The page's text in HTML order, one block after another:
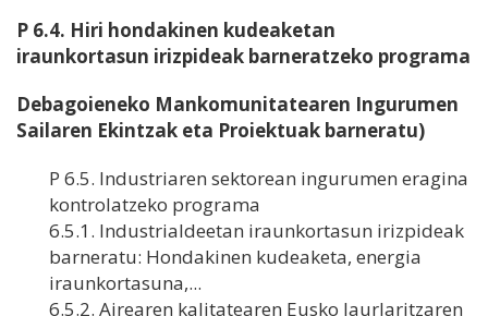
P 6.4. Hiri hondakinen kudeaketan
iraunkortasun irizpideak barneratzeko programa
Debagoieneko Mankomunitatearen Ingurumen
Sailaren Ekintzak eta Proiektuak barneratu)
P 6.5. Industriaren sektorean ingurumen eragina
kontrolatzeko programa
6.5.1. Industrialdeetan iraunkortasun irizpideak
barneratu: Hondakinen kudeaketa, energia
iraunkortasuna,...
6.5.2. Airearen kalitatearen Eusko Jaurlaritzaren